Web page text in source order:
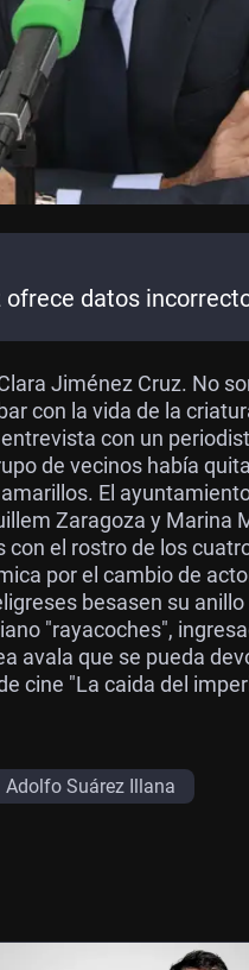
datos
Jiménez Cruz. No
con la vida de la
con un
de vecinos había
El
Zaragoza y Marina
el rostro de los
por el cambio de
besasen su
"rayacoches",
avala que se pueda
cine "La caida del
Adolfo Suárez Illana